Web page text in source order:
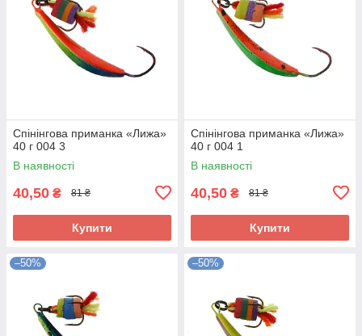
Спінінгова приманка «Лижа»
40 г 004 3
В наявності
40,50 ₴ 81 ₴
Купити
Спінінгова приманка «Лижа»
40 г 004 1
В наявності
40,50 ₴ 81 ₴
Купити
–50% –50%